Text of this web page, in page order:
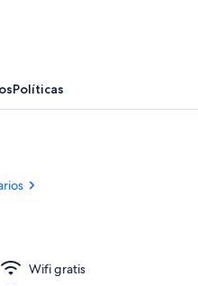
Vistas desde el alojamiento
Políticas
Wifi gratis